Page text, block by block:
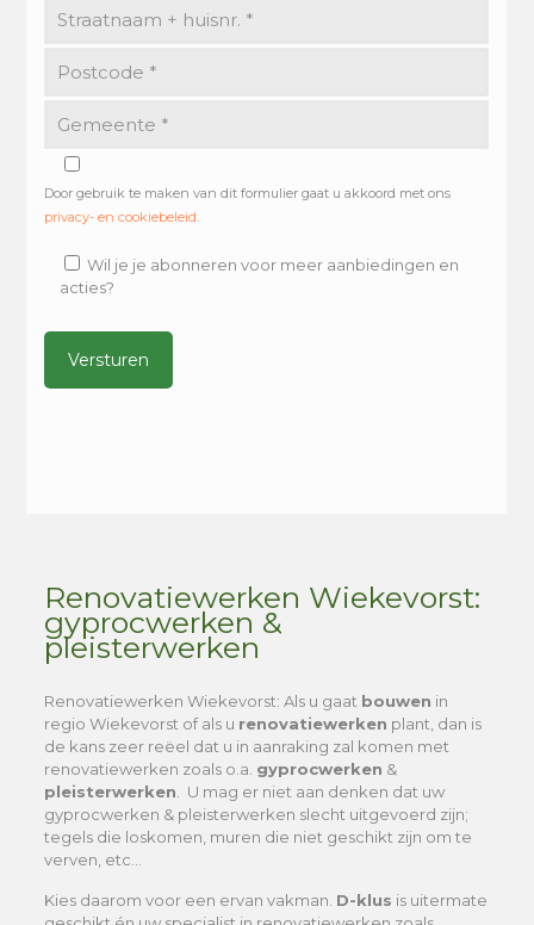
Door gebruik te maken van dit formulier gaat u akkoord met ons
privacy- en cookiebeleid
Wil je je abonneren voor meer aanbiedingen en
acties?
Renovatiewerken Wiekevorst:
gyprocwerken &
pleisterwerken
Renovatiewerken Wiekevorst: Als u gaat bouwen in
regio Wiekevorst of als u renovatiewerken plant, dan is
de kans zeer reëel dat u in aanraking zal komen met
renovatiewerken zoals o.a. gyprocwerken &
pleisterwerken . U mag er niet aan denken dat uw
gyprocwerken & pleisterwerken slecht uitgevoerd zijn;
tegels die loskomen, muren die niet geschikt zijn om te
verven, etc…
Kies daarom voor een ervan vakman. D-klus is uitermate